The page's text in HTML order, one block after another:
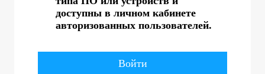
доступны в личном кабинете
авторизованных пользователей.
Войти